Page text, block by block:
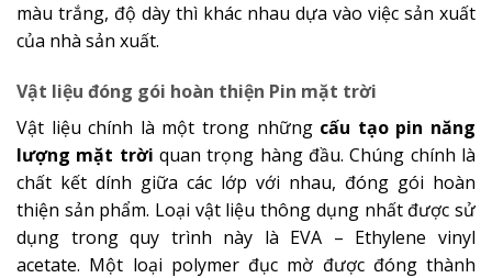
màu trắng, độ dày thì khác nhau dựa vào việc sản xuất
của nhà sản xuất.
Vật liệu đóng gói hoàn thiện Pin mặt trời
Vật liệu chính là một trong những cấu tạo pin năng
lượng mặt trời quan trọng hàng đầu. Chúng chính là
chất kết dính giữa các lớp với nhau, đóng gói hoàn
thiện sản phẩm. Loại vật liệu thông dụng nhất được sử
dụng trong quy trình này là EVA – Ethylene vinyl
acetate. Một loại polymer đục mờ được đóng thành